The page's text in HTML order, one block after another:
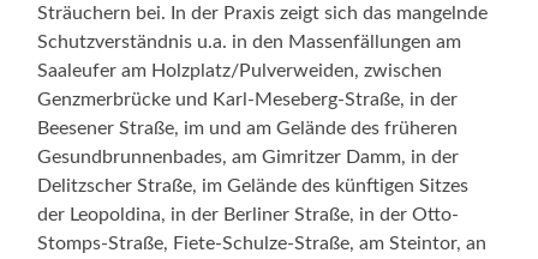
Sträuchern bei. In der Praxis zeigt sich das mangelnde
Schutzverständnis u.a. in den Massenfällungen am
Saaleufer am Holzplatz/Pulverweiden, zwischen
Genzmerbrücke und Karl-Meseberg-Straße, in der
Beesener Straße, im und am Gelände des früheren
Gesundbrunnenbades, am Gimritzer Damm, in der
Delitzscher Straße, im Gelände des künftigen Sitzes
der Leopoldina, in der Berliner Straße, in der Otto-
Stomps-Straße, Fiete-Schulze-Straße, am Steintor, an